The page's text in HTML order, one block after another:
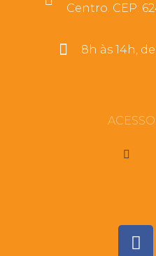
Centro. CEP:
8h às 14h,